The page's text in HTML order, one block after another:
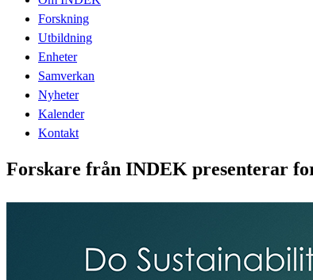
Forskning
Utbildning
Enheter
Samverkan
Nyheter
Kalender
Kontakt
Forskare från INDEK presenterar